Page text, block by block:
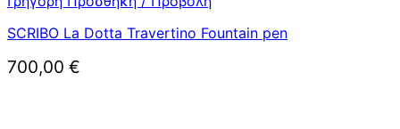
SCRIBO La Dotta Travertino Fountain pen
700,00 €